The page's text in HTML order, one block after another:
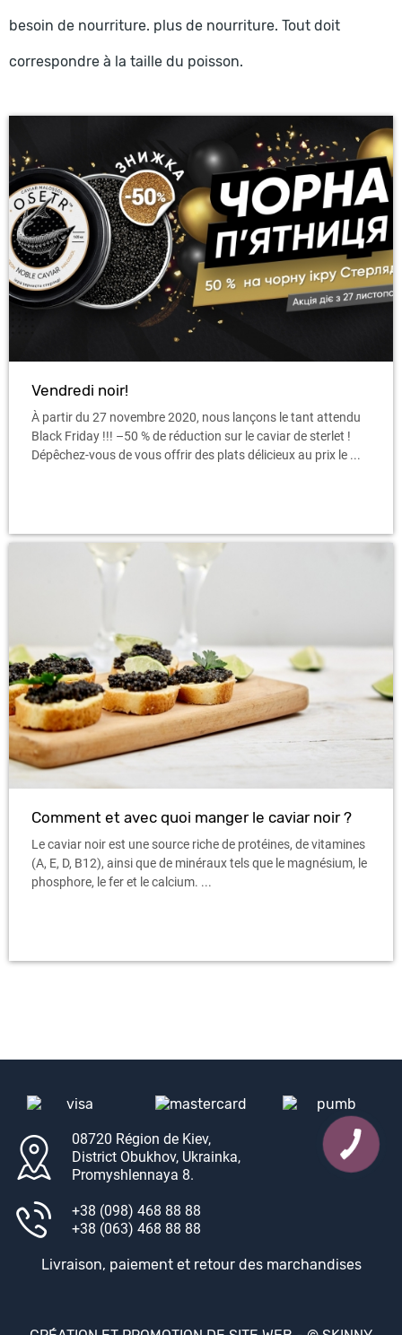
besoin de nourriture. plus de nourriture. Tout doit
correspondre à la taille du poisson.
Vendredi noir!
À partir du 27 novembre 2020, nous lançons le tant attendu
Black Friday !!! –50 % de réduction sur le caviar de sterlet !
Dépêchez-vous de vous offrir des plats délicieux au prix le ...
Comment et avec quoi manger le caviar noir ?
Le caviar noir est une source riche de protéines, de vitamines
(A, E, D, B12), ainsi que de minéraux tels que le magnésium, le
phosphore, le fer et le calcium. ...
08720 Région de Kiev,
District Obukhov, Ukrainka,
Promyshlennaya 8.
+38 (098) 468 88 88
+38 (063) 468 88 88
Livraison, paiement et retour des marchandises